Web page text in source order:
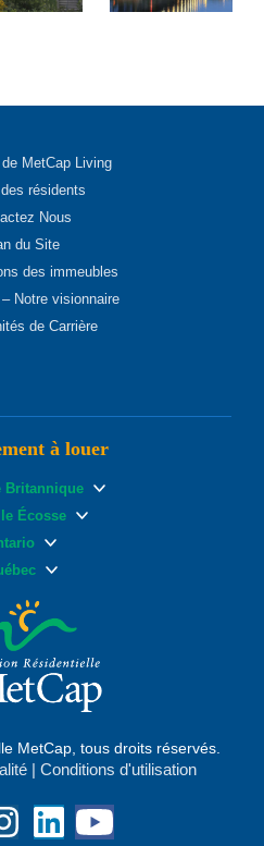
de MetCap Living
résidents
Nous
du Site
des immeubles
Notre visionnaire
de Carrière
à louer
Britannique
Écosse
MetCap, tous droits réservés.
| Conditions d'utilisation
Instagram
Linkedin
YouTube